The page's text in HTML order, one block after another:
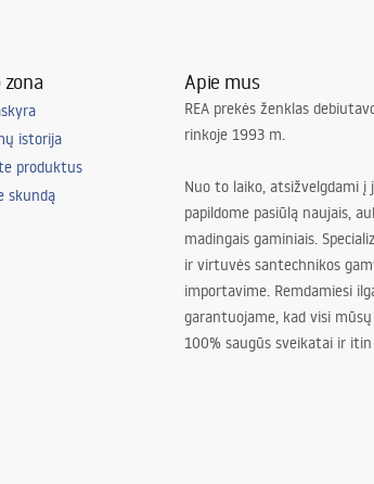
istorija
produktus
skundą
Apie mus
REA prekės ženklas
rinkoje 1993 m.
Nuo to laiko, atsižvelgdami į
papildome pasiūlą naujais,
madingais gaminiais.
ir virtuvės santechnikos
importavime. Remdamiesi
garantuojame, kad visi
100% saugūs sveikatai ir